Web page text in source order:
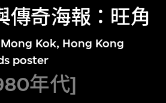
傳奇海報：旺角
Kok, Hong Kong
poster
年代]